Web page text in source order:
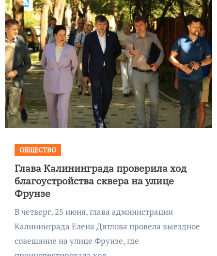
ОБЩЕСТВО
Глава Калининграда проверила ход
благоустройства сквера на улице
Фрунзе
В четверг, 25 июня, глава администрации
Калининграда Елена Дятлова провела выездное
совещание на улице Фрунзе, где